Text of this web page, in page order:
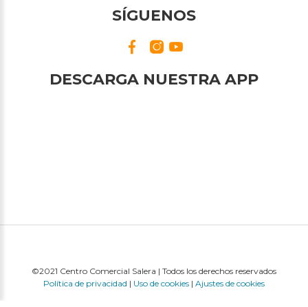
SÍGUENOS
DESCARGA NUESTRA APP
©2021 Centro Comercial Salera | Todos los derechos reservados
Política de privacidad | Uso de cookies | Ajustes de cookies